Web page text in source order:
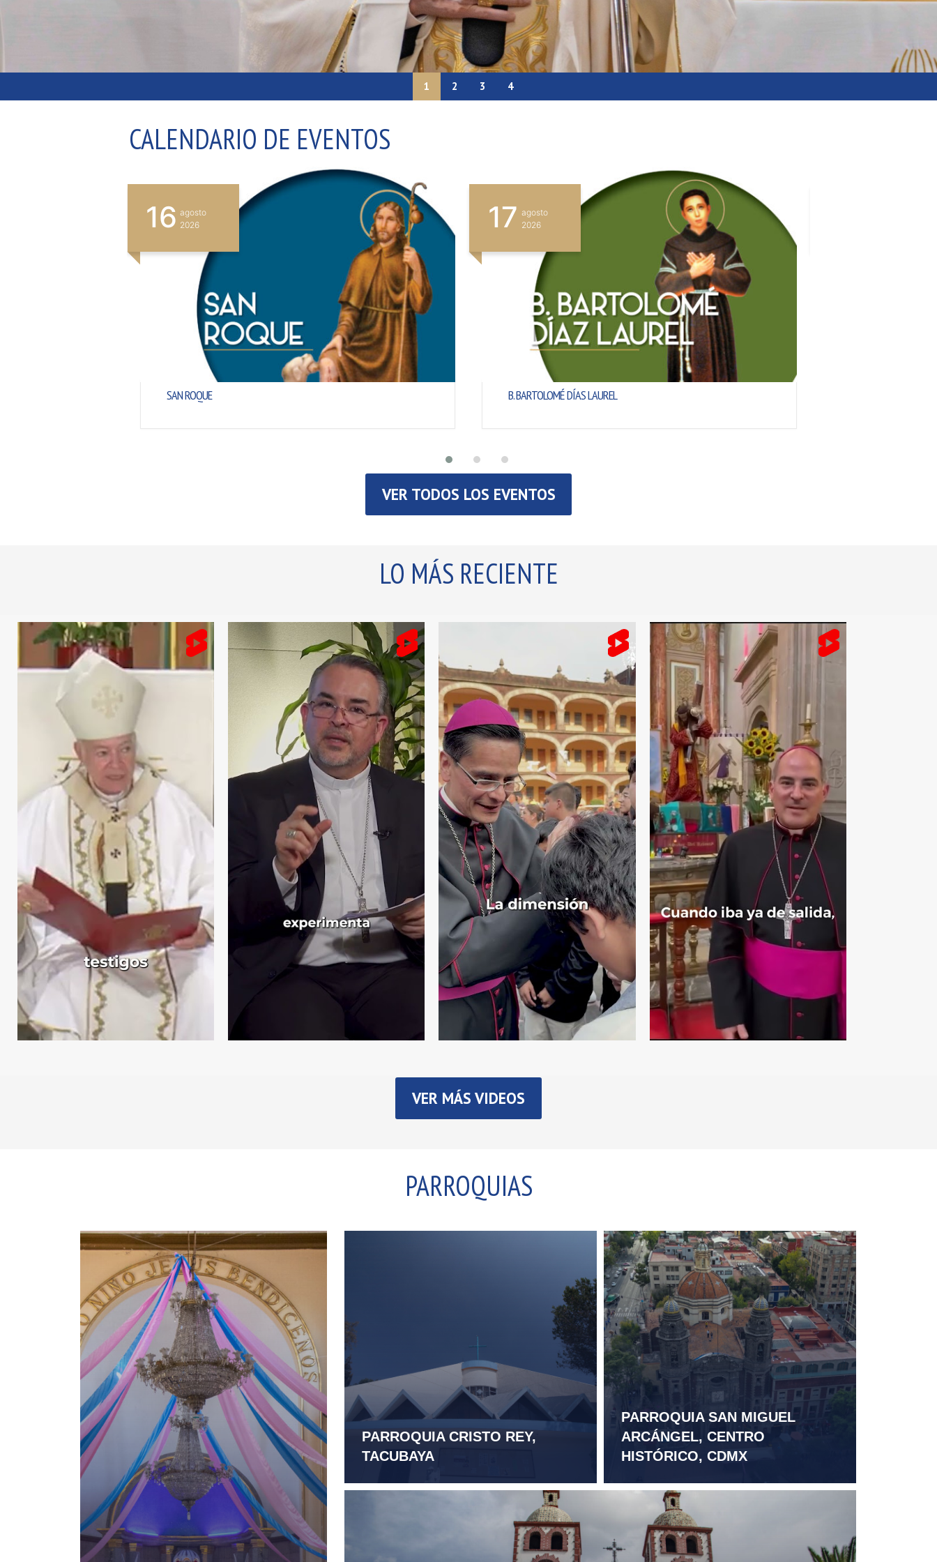
1 2 3 4
CALENDARIO DE EVENTOS
17 agosto
2026
B. BARTOLOMÉ DÍAS LAUREL
18 agosto
2026
SANTA ELENA DE CONSTANTINOPLA
VER TODOS LOS EVENTOS
LO MÁS RECIENTE
VER MÁS VIDEOS
PARROQUIAS
PARROQUIA CRISTO REY,
TACUBAYA
PARROQUIA SAN MIGUEL
ARCÁNGEL, CENTRO
HISTÓRICO, CDMX